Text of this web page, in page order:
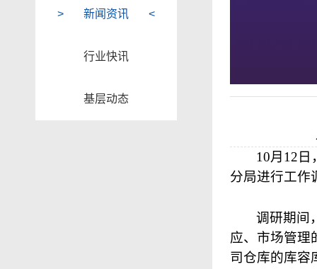
新闻资讯
行业快讯
基层动态
10月 12 日
分局进行工作
调研期间
应、市场管理
司仓库的库容